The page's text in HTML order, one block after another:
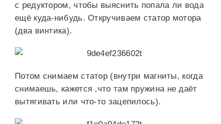
с редуктором, чтобы выяснить попала ли вода
ещё куда-нибудь. Откручиваем статор мотора
(два винтика).
Потом снимаем статор (внутри магниты, когда
снимаешь, кажется ,что там пружина не даёт
вытягивать или что-то зацепилось).